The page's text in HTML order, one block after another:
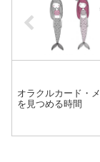
オラクルカード・
を見つめる時間